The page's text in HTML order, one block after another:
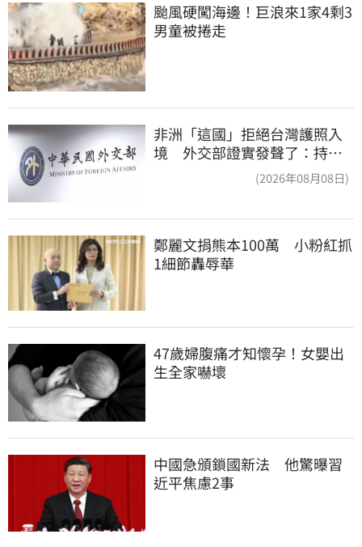
颱風硬闖海邊！巨浪來1家4剩3
男童被捲走
非洲「這國」拒絕台灣護照入
境 外交部證實發聲了：持續
(2026年08月08日)
鄭麗文捐熊本100萬　小粉紅抓
1細節轟辱華
47歲婦腹痛才知懷孕！女嬰出
生全家嚇壞
中國急頒鎖國新法　他驚曝習
近平焦慮2事